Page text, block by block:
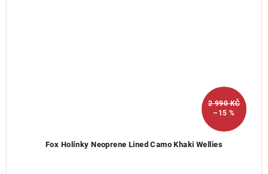
2 990 KČ
–15 %
Fox Holínky Neoprene Lined Camo Khaki Wellies